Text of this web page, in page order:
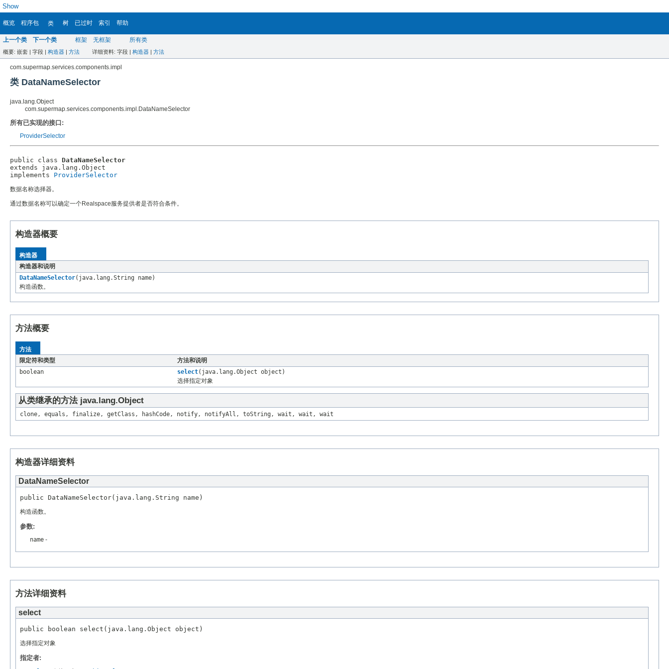
Show
概览 程序包 类 树 已过时 索引 帮助
上一个类 下一个类 框架 无框架 所有类
概要: 嵌套 | 字段 | 构造器 | 方法 详细资料: 字段 | 构造器 | 方法
com.supermap.services.components.impl
类 DataNameSelector
java.lang.Object
com.supermap.services.components.impl.DataNameSelector
所有已实现的接口:
ProviderSelector
public class DataNameSelector
extends java.lang.Object
implements ProviderSelector
数据名称选择器。
通过数据名称可以确定一个Realspace服务提供者是否符合条件。
构造器概要
构造器
构造器和说明
DataNameSelector(java.lang.String name)
构造函数。
方法概要
方法
限定符和类型
方法和说明
boolean
select(java.lang.Object object)
选择指定对象
从类继承的方法 java.lang.Object
clone, equals, finalize, getClass, hashCode, notify, notifyAll, toString, wait, wait, wait
构造器详细资料
DataNameSelector
构造函数。
参数:
name -
方法详细资料
select
选择指定对象
指定者: